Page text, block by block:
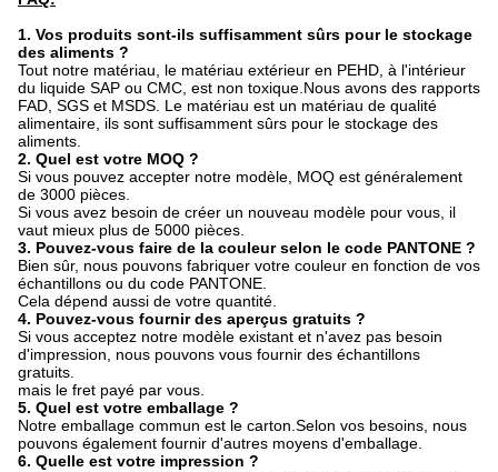
1. Vos produits sont-ils suffisamment sûrs pour le stockage
des aliments ?
Tout notre matériau, le matériau extérieur en PEHD, à l'intérieur
du liquide SAP ou CMC, est non toxique.Nous avons des rapports
FAD, SGS et MSDS. Le matériau est un matériau de qualité
alimentaire, ils sont suffisamment sûrs pour le stockage des
aliments.
2. Quel est votre MOQ ?
Si vous pouvez accepter notre modèle, MOQ est généralement
de 3000 pièces.
Si vous avez besoin de créer un nouveau modèle pour vous, il
vaut mieux plus de 5000 pièces.
3. Pouvez-vous faire de la couleur selon le code PANTONE ?
Bien sûr, nous pouvons fabriquer votre couleur en fonction de vos
échantillons ou du code PANTONE.
Cela dépend aussi de votre quantité.
4. Pouvez-vous fournir des aperçus gratuits ?
Si vous acceptez notre modèle existant et n'avez pas besoin
d'impression, nous pouvons vous fournir des échantillons
gratuits.
mais le fret payé par vous.
5. Quel est votre emballage ?
Notre emballage commun est le carton.Selon vos besoins, nous
pouvons également fournir d'autres moyens d'emballage.
6. Quelle est votre impression ?